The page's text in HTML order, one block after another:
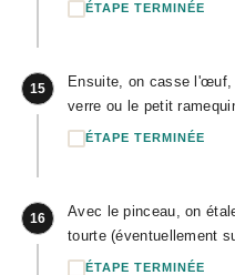
ÉTAPE TERMINÉE
15
Ensuite, on casse l'œuf,
verre ou le petit
ÉTAPE TERMINÉE
16
Avec le pinceau, on
tourte (éventuellement
ÉTAPE TERMINÉE